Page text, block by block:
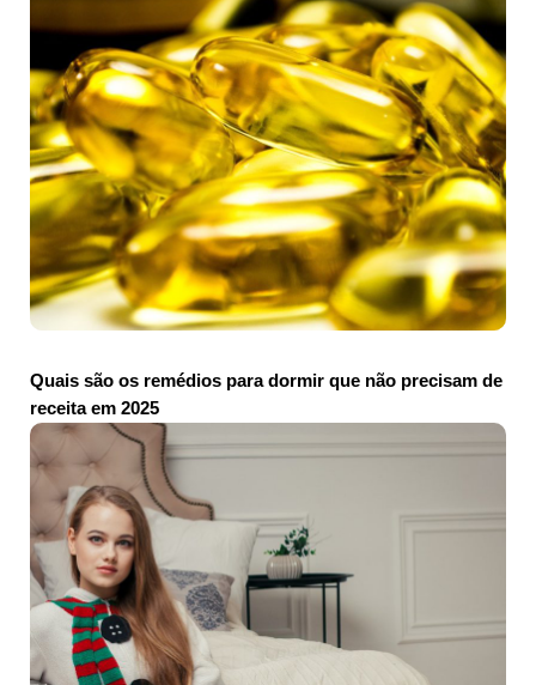
Quais são os remédios para dormir que não precisam de
receita em 2025